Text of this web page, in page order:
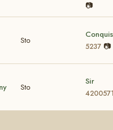
📷
Sto
5237 📷
Sto
Sir